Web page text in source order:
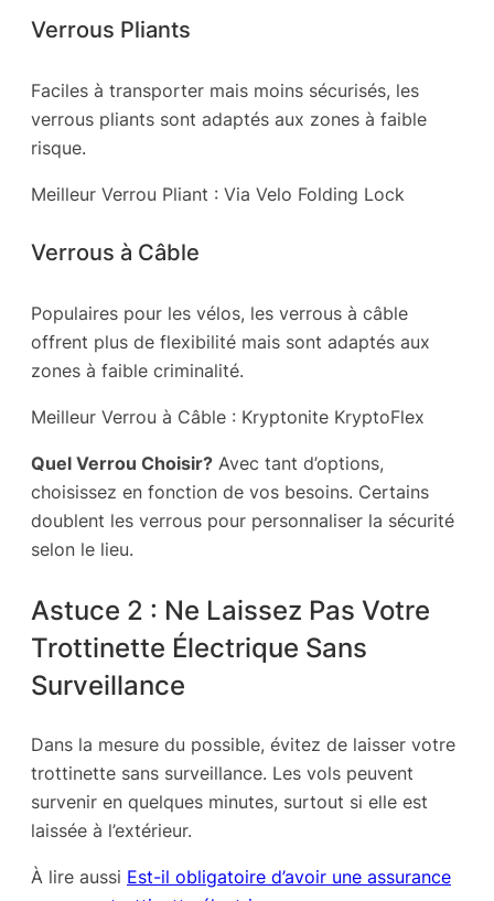
Verrous Pliants
Faciles à transporter mais moins sécurisés, les
verrous pliants sont adaptés aux zones à faible
risque.
Meilleur Verrou Pliant : Via Velo Folding Lock
Verrous à Câble
Populaires pour les vélos, les verrous à câble
offrent plus de flexibilité mais sont adaptés aux
zones à faible criminalité.
Meilleur Verrou à Câble : Kryptonite KryptoFlex
Quel Verrou Choisir? Avec tant d’options,
choisissez en fonction de vos besoins. Certains
doublent les verrous pour personnaliser la sécurité
selon le lieu.
Astuce 2 : Ne Laissez Pas Votre
Trottinette Électrique Sans
Surveillance
Dans la mesure du possible, évitez de laisser votre
trottinette sans surveillance. Les vols peuvent
survenir en quelques minutes, surtout si elle est
laissée à l’extérieur.
À lire aussi Est-il obligatoire d’avoir une assurance